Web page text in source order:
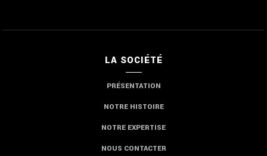
LA SOCIÉTÉ
PRÉSENTATION
NOTRE HISTOIRE
NOTRE EXPERTISE
NOUS CONTACTER